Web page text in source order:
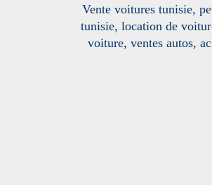
Vente voitures tunisie,
tunisie, location de
voiture, ventes autos,